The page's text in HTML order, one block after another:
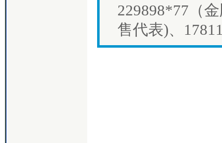
229898*77（
售代表)、